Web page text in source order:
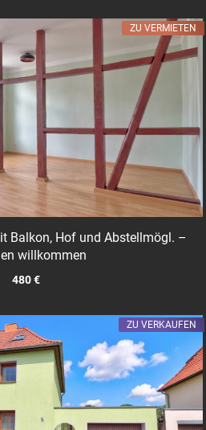
Balkon, Hof und Abstellmögl. –
willkommen
480 €
ZU VERMIETEN
ZU VERKAUFEN